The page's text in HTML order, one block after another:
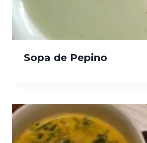
Sopa de Pepino